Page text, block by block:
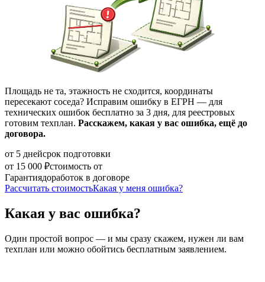
Площадь не та, этажность не сходится, координаты
пересекают соседа? Исправим ошибку в ЕГРН — для
технических ошибок бесплатно за 3 дня, для реестровых
готовим техплан. Расскажем, какая у вас ошибка, ещё до
договора.
от 5 днейсрок подготовки
от 15 000 ₽стоимость от
Гарантиядоработок в договоре
Рассчитать стоимостьКакая у меня ошибка?
Какая у вас ошибка?
Один простой вопрос — и мы сразу скажем, нужен ли вам
техплан или можно обойтись бесплатным заявлением.